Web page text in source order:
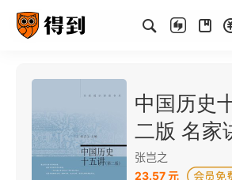
中国历史
二版 名家
书系）
张岂之
23.57 元